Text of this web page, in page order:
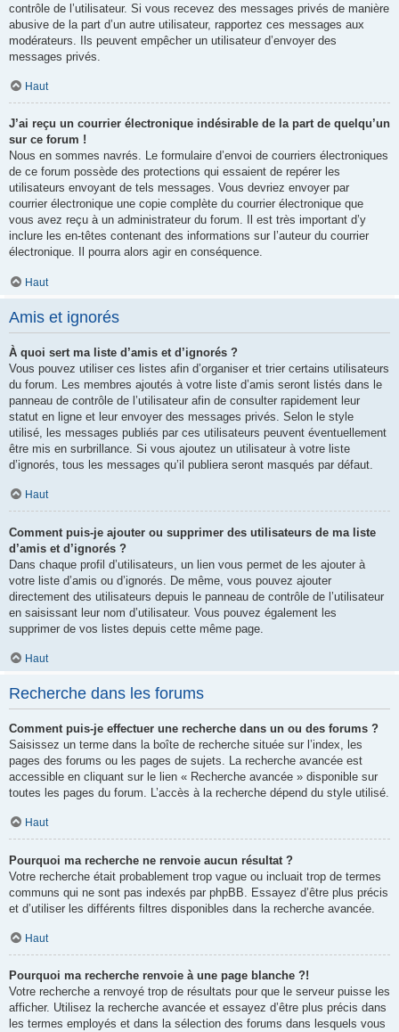
contrôle de l’utilisateur. Si vous recevez des messages privés de manière
abusive de la part d’un autre utilisateur, rapportez ces messages aux
modérateurs. Ils peuvent empêcher un utilisateur d’envoyer des
messages privés.
Haut
J’ai reçu un courrier électronique indésirable de la part de quelqu’un
sur ce forum !
Nous en sommes navrés. Le formulaire d’envoi de courriers électroniques
de ce forum possède des protections qui essaient de repérer les
utilisateurs envoyant de tels messages. Vous devriez envoyer par
courrier électronique une copie complète du courrier électronique que
vous avez reçu à un administrateur du forum. Il est très important d’y
inclure les en-têtes contenant des informations sur l’auteur du courrier
électronique. Il pourra alors agir en conséquence.
Haut
Amis et ignorés
À quoi sert ma liste d’amis et d’ignorés ?
Vous pouvez utiliser ces listes afin d’organiser et trier certains utilisateurs
du forum. Les membres ajoutés à votre liste d’amis seront listés dans le
panneau de contrôle de l’utilisateur afin de consulter rapidement leur
statut en ligne et leur envoyer des messages privés. Selon le style
utilisé, les messages publiés par ces utilisateurs peuvent éventuellement
être mis en surbrillance. Si vous ajoutez un utilisateur à votre liste
d’ignorés, tous les messages qu’il publiera seront masqués par défaut.
Haut
Comment puis-je ajouter ou supprimer des utilisateurs de ma liste
d’amis et d’ignorés ?
Dans chaque profil d’utilisateurs, un lien vous permet de les ajouter à
votre liste d’amis ou d’ignorés. De même, vous pouvez ajouter
directement des utilisateurs depuis le panneau de contrôle de l’utilisateur
en saisissant leur nom d’utilisateur. Vous pouvez également les
supprimer de vos listes depuis cette même page.
Haut
Recherche dans les forums
Comment puis-je effectuer une recherche dans un ou des forums ?
Saisissez un terme dans la boîte de recherche située sur l’index, les
pages des forums ou les pages de sujets. La recherche avancée est
accessible en cliquant sur le lien « Recherche avancée » disponible sur
toutes les pages du forum. L’accès à la recherche dépend du style utilisé.
Haut
Pourquoi ma recherche ne renvoie aucun résultat ?
Votre recherche était probablement trop vague ou incluait trop de termes
communs qui ne sont pas indexés par phpBB. Essayez d’être plus précis
et d’utiliser les différents filtres disponibles dans la recherche avancée.
Haut
Pourquoi ma recherche renvoie à une page blanche ?!
Votre recherche a renvoyé trop de résultats pour que le serveur puisse les
afficher. Utilisez la recherche avancée et essayez d’être plus précis dans
les termes employés et dans la sélection des forums dans lesquels vous